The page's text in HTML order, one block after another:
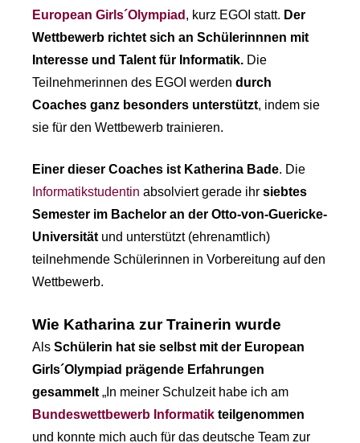
European Girls´Olympiad , kurz EGOI statt. Der
Wettbewerb richtet sich an Schülerinnnen mit
Interesse und Talent für Informatik. Die
Teilnehmerinnen des EGOI werden durch
Coaches ganz besonders unterstützt, indem sie
sie für den Wettbewerb trainieren.
Einer dieser Coaches ist Katherina Bade. Die
Informatikstudentin absolviert gerade ihr siebtes
Semester im Bachelor an der Otto-von-Guericke-
Universität und unterstützt (ehrenamtlich)
teilnehmende Schülerinnen in Vorbereitung auf den
Wettbewerb.
Wie Katharina zur Trainerin wurde
Als Schülerin hat sie selbst mit der European
Girls´Olympiad prägende Erfahrungen
gesammelt „In meiner Schulzeit habe ich am
Bundeswettbewerb Informatik teilgenommen
und konnte mich auch für das deutsche Team zur